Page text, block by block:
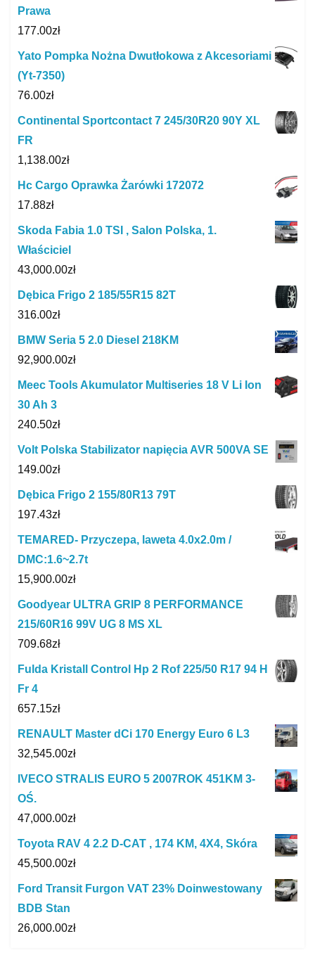
Prawa
177.00zł
Yato Pompka Nożna Dwutłokowa z Akcesoriami
(Yt-7350)
76.00zł
Continental Sportcontact 7 245/30R20 90Y XL
FR
1,138.00zł
Hc Cargo Oprawka Żarówki 172072
17.88zł
Skoda Fabia 1.0 TSI , Salon Polska, 1.
Właściciel
43,000.00zł
Dębica Frigo 2 185/55R15 82T
316.00zł
BMW Seria 5 2.0 Diesel 218KM
92,900.00zł
Meec Tools Akumulator Multiseries 18 V Li Ion
30 Ah 3
240.50zł
Volt Polska Stabilizator napięcia AVR 500VA SE
149.00zł
Dębica Frigo 2 155/80R13 79T
197.43zł
TEMARED- Przyczepa, laweta 4.0x2.0m /
DMC:1.6~2.7t
15,900.00zł
Goodyear ULTRA GRIP 8 PERFORMANCE
215/60R16 99V UG 8 MS XL
709.68zł
Fulda Kristall Control Hp 2 Rof 225/50 R17 94 H
Fr 4
657.15zł
RENAULT Master dCi 170 Energy Euro 6 L3
32,545.00zł
IVECO STRALIS EURO 5 2007ROK 451KM 3-
OŚ.
47,000.00zł
Toyota RAV 4 2.2 D-CAT , 174 KM, 4X4, Skóra
45,500.00zł
Ford Transit Furgon VAT 23% Doinwestowany
BDB Stan
26,000.00zł